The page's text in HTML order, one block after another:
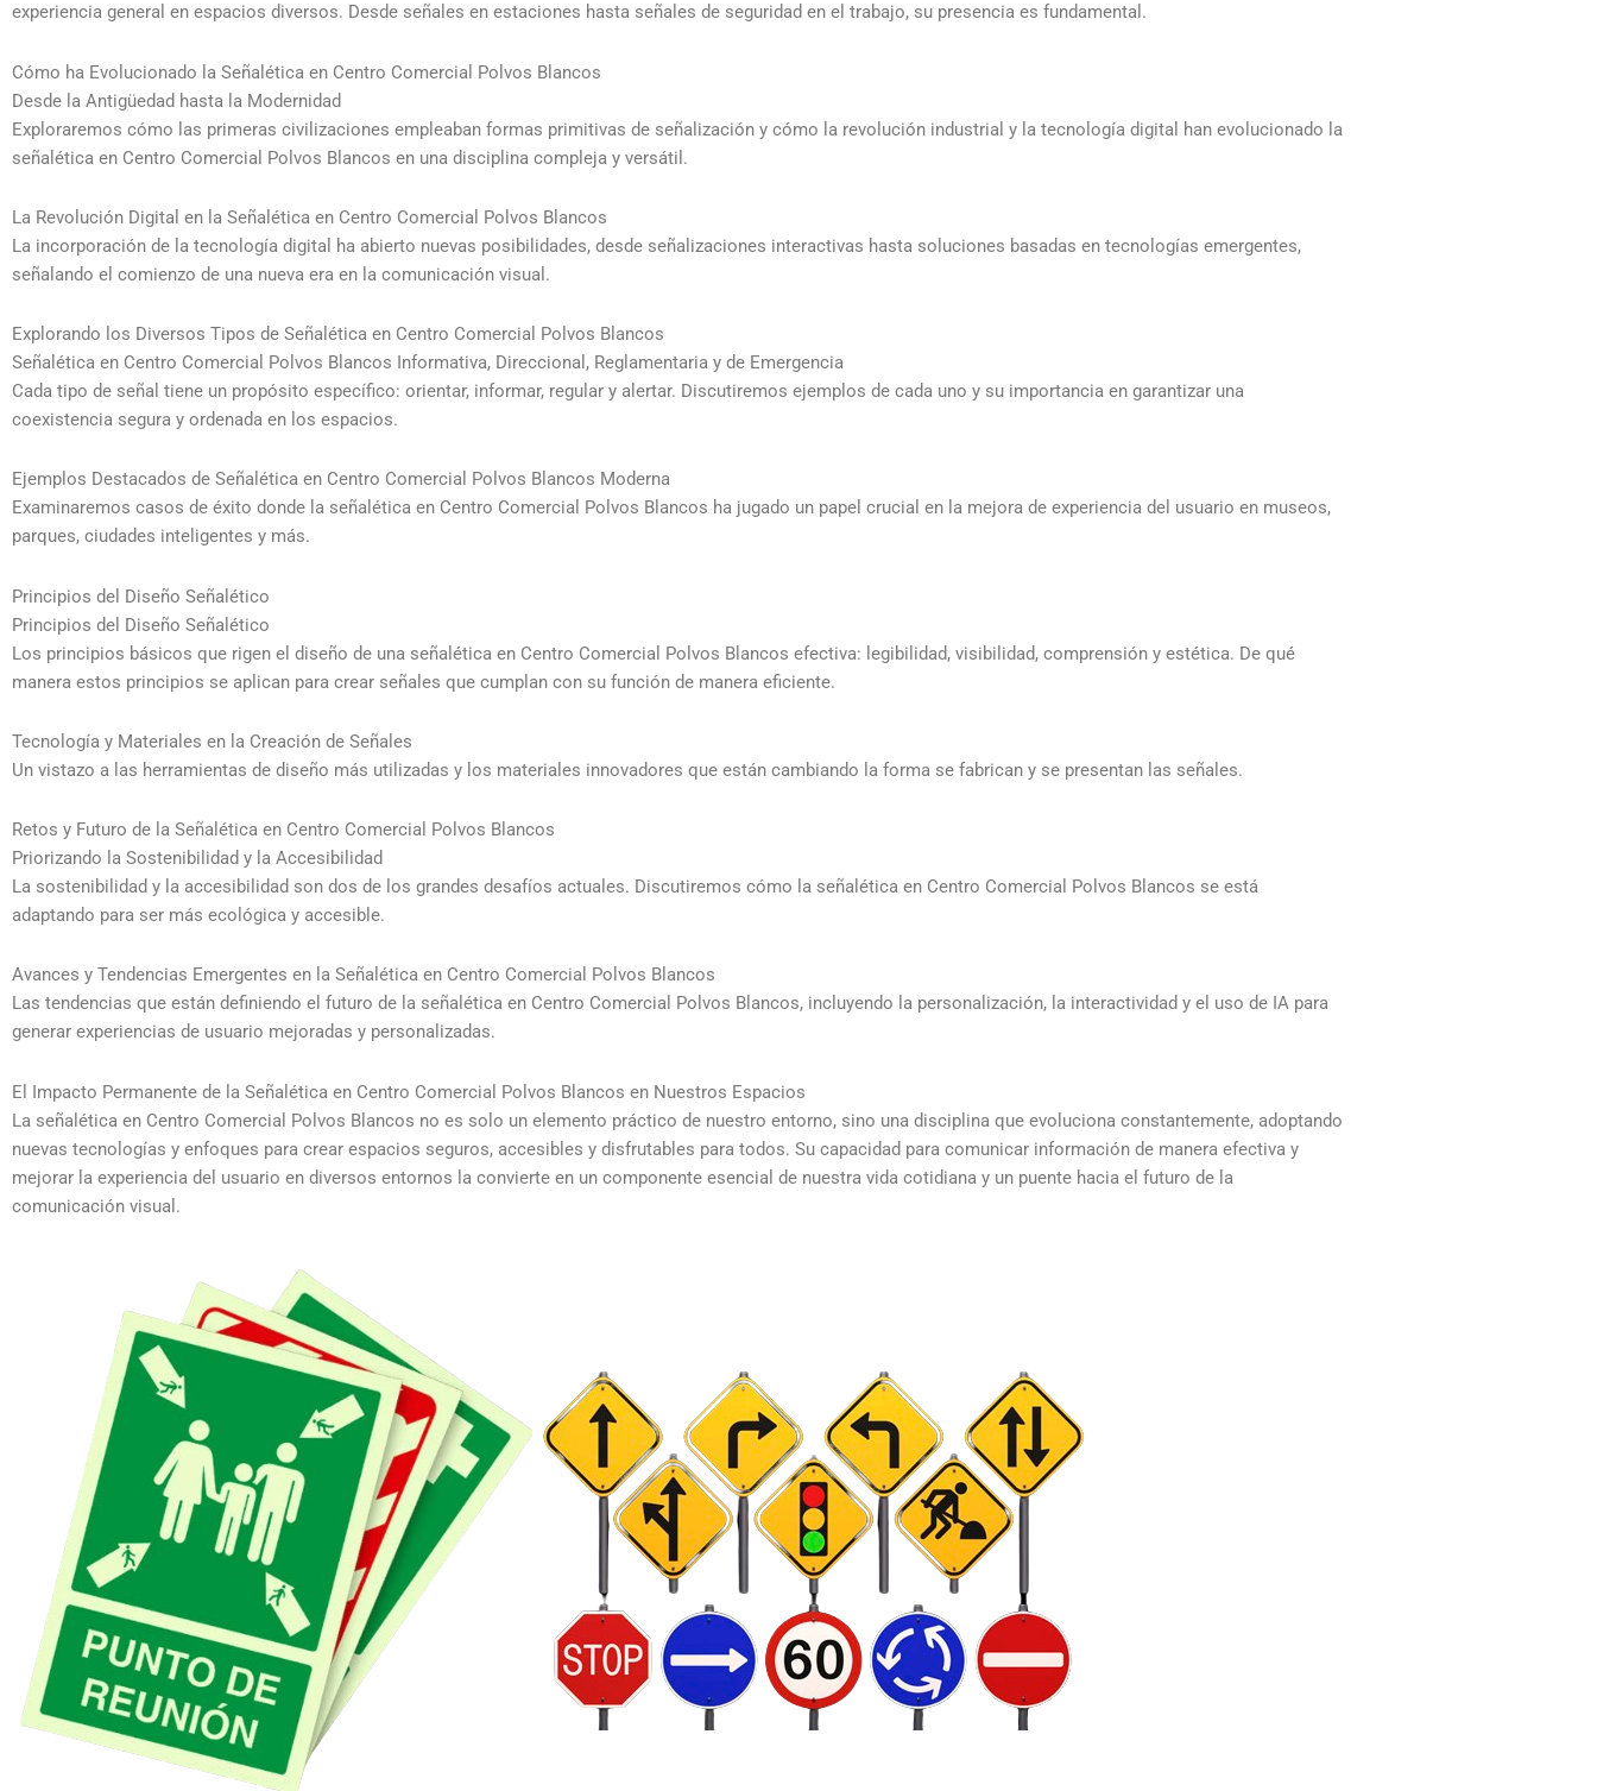
experiencia general en espacios diversos. Desde señales en estaciones hasta señales de seguridad en el trabajo, su presencia es fundamental.
Cómo ha Evolucionado la Señalética en Centro Comercial Polvos Blancos
Desde la Antigüedad hasta la Modernidad
Exploraremos cómo las primeras civilizaciones empleaban formas primitivas de señalización y cómo la revolución industrial y la tecnología digital han evolucionado la
señalética en Centro Comercial Polvos Blancos en una disciplina compleja y versátil.
La Revolución Digital en la Señalética en Centro Comercial Polvos Blancos
La incorporación de la tecnología digital ha abierto nuevas posibilidades, desde señalizaciones interactivas hasta soluciones basadas en tecnologías emergentes,
señalando el comienzo de una nueva era en la comunicación visual.
Explorando los Diversos Tipos de Señalética en Centro Comercial Polvos Blancos
Señalética en Centro Comercial Polvos Blancos Informativa, Direccional, Reglamentaria y de Emergencia
Cada tipo de señal tiene un propósito específico: orientar, informar, regular y alertar. Discutiremos ejemplos de cada uno y su importancia en garantizar una
coexistencia segura y ordenada en los espacios.
Ejemplos Destacados de Señalética en Centro Comercial Polvos Blancos Moderna
Examinaremos casos de éxito donde la señalética en Centro Comercial Polvos Blancos ha jugado un papel crucial en la mejora de experiencia del usuario en museos,
parques, ciudades inteligentes y más.
Principios del Diseño Señalético
Principios del Diseño Señalético
Los principios básicos que rigen el diseño de una señalética en Centro Comercial Polvos Blancos efectiva: legibilidad, visibilidad, comprensión y estética. De qué
manera estos principios se aplican para crear señales que cumplan con su función de manera eficiente.
Tecnología y Materiales en la Creación de Señales
Un vistazo a las herramientas de diseño más utilizadas y los materiales innovadores que están cambiando la forma se fabrican y se presentan las señales.
Retos y Futuro de la Señalética en Centro Comercial Polvos Blancos
Priorizando la Sostenibilidad y la Accesibilidad
La sostenibilidad y la accesibilidad son dos de los grandes desafíos actuales. Discutiremos cómo la señalética en Centro Comercial Polvos Blancos se está
adaptando para ser más ecológica y accesible.
Avances y Tendencias Emergentes en la Señalética en Centro Comercial Polvos Blancos
Las tendencias que están definiendo el futuro de la señalética en Centro Comercial Polvos Blancos, incluyendo la personalización, la interactividad y el uso de IA para
generar experiencias de usuario mejoradas y personalizadas.
El Impacto Permanente de la Señalética en Centro Comercial Polvos Blancos en Nuestros Espacios
La señalética en Centro Comercial Polvos Blancos no es solo un elemento práctico de nuestro entorno, sino una disciplina que evoluciona constantemente, adoptando
nuevas tecnologías y enfoques para crear espacios seguros, accesibles y disfrutables para todos. Su capacidad para comunicar información de manera efectiva y
mejorar la experiencia del usuario en diversos entornos la convierte en un componente esencial de nuestra vida cotidiana y un puente hacia el futuro de la
comunicación visual.